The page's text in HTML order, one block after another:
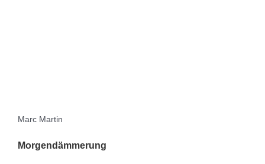
Marc Martin
Morgendämmerung